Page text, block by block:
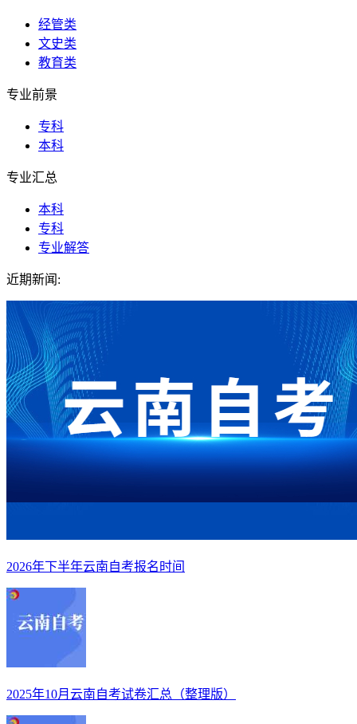
经管类
文史类
教育类
专业前景
专科
本科
专业汇总
本科
专科
专业解答
近期新闻:
2026年下半年云南自考报名时间
2025年10月云南自考试卷汇总（整理版）